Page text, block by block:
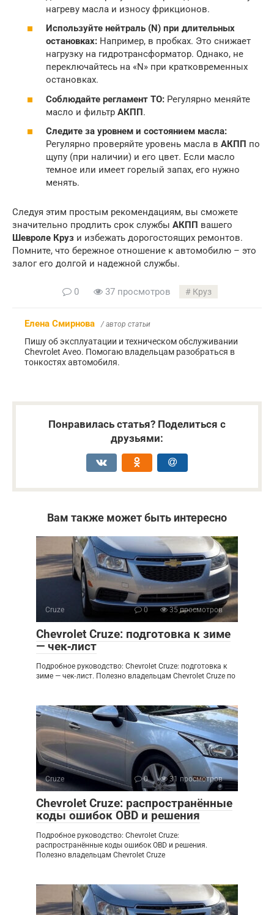
нагреву масла и износу фрикционов.
Используйте нейтраль (N) при длительных
остановках: Например, в пробках. Это снижает
нагрузку на гидротрансформатор. Однако, не
переключайтесь на «N» при кратковременных
остановках.
Соблюдайте регламент ТО: Регулярно меняйте
масло и фильтр АКПП.
Следите за уровнем и состоянием масла:
Регулярно проверяйте уровень масла в АКПП по
щупу (при наличии) и его цвет. Если масло
темное или имеет горелый запах, его нужно
менять.
Следуя этим простым рекомендациям, вы сможете
значительно продлить срок службы АКПП вашего
Шевроле Круз и избежать дорогостоящих ремонтов.
Помните, что бережное отношение к автомобилю – это
залог его долгой и надежной службы.
0 37 просмотров Круз
Елена Смирнова / автор статьи
Пишу об эксплуатации и техническом обслуживании
Chevrolet Aveo. Помогаю владельцам разобраться в
тонкостях автомобиля.
Понравилась статья? Поделиться с
друзьями:
Вам также может быть интересно
Cruze 0 35 просмотров
Chevrolet Cruze: подготовка к зиме
— чек‑лист
Подробное руководство: Chevrolet Cruze: подготовка к
зиме — чек‑лист. Полезно владельцам Chevrolet Cruze по
Cruze 0 31 просмотров
Chevrolet Cruze: распространённые
коды ошибок OBD и решения
Подробное руководство: Chevrolet Cruze:
распространённые коды ошибок OBD и решения.
Полезно владельцам Chevrolet Cruze